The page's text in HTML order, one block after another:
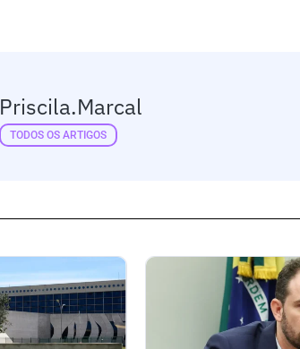
Priscila.marcal
TODOS OS ARTIGOS